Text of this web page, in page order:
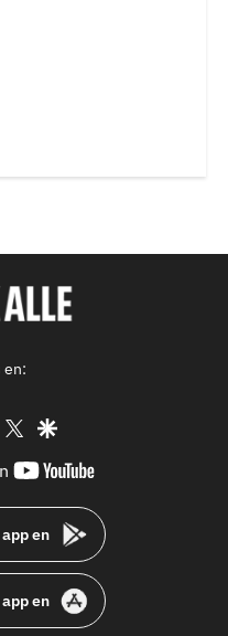
en:
instagram
twittergoogle
youtube-
en
en